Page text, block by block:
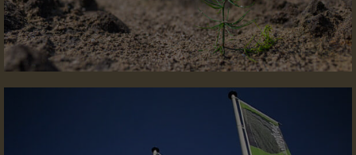
Portlim F1
Prius F1
Raffaelo F1
Rakete F1